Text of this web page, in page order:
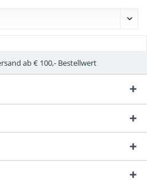
ab € 100,- Bestellwert